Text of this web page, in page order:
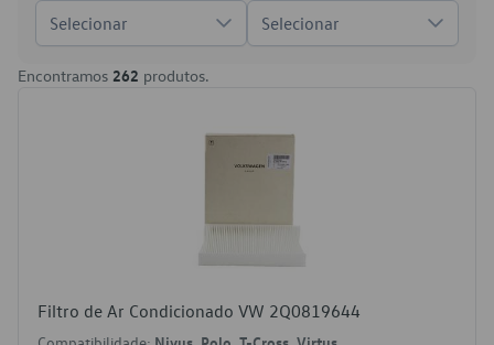
Selecionar Selecionar
Encontramos 262 produtos.
Filtro de Ar Condicionado VW 2Q0819644